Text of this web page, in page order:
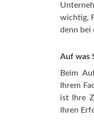
wichtig,
denn bei
Auf was
Beim
Ihrem
ist Ihre
Ihren